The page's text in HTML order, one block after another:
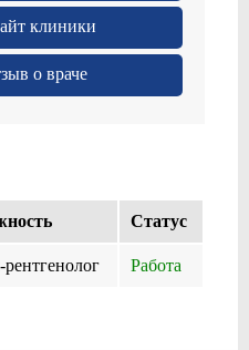
клиники
о враче
Cтатус
Работа